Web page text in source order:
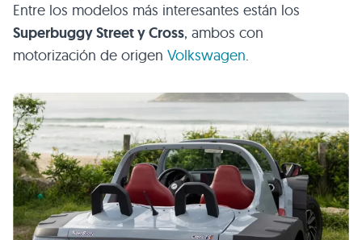
Entre los modelos más interesantes están los
Superbuggy Street y Cross, ambos con
motorización de origen Volkswagen.